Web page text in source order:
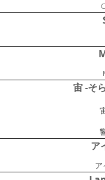
宙 -そ
ア
ア